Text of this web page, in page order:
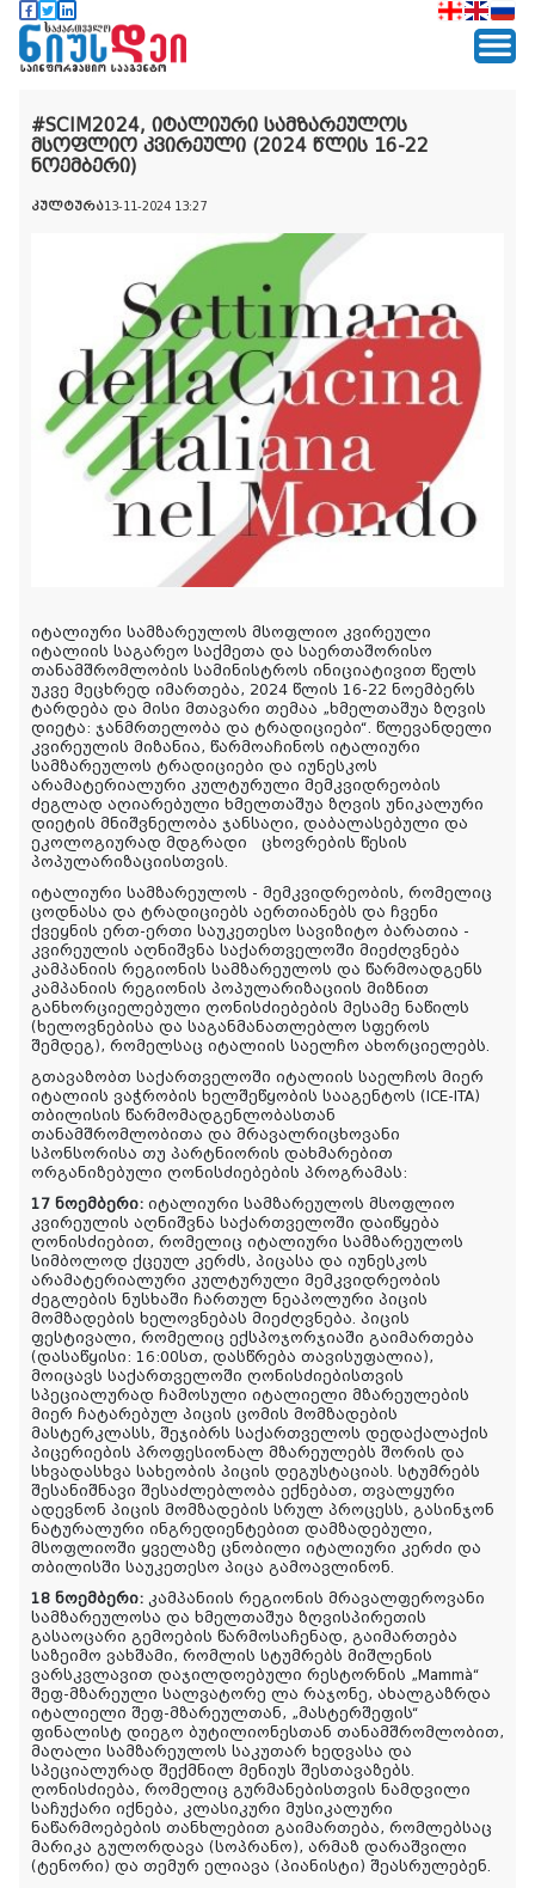
#SCIM2024, იტალიური სამზარეულოს
მსოფლიო კვირეული (2024 წლის 16-22
ნოემბერი)
კულტურა13-11-2024 13:27
იტალიური სამზარეულოს მსოფლიო კვირეული
იტალიის საგარეო საქმეთა და საერთაშორისო
თანამშრომლობის სამინისტროს ინიციატივით წელს
უკვე მეცხრედ იმართება, 2024 წლის 16-22 ნოემბერს
ტარდება და მისი მთავარი თემაა „ხმელთაშუა ზღვის
დიეტა: ჯანმრთელობა და ტრადიციები“. წლევანდელი
კვირეულის მიზანია, წარმოაჩინოს იტალიური
სამზარეულოს ტრადიციები და იუნესკოს
არამატერიალური კულტურული მემკვიდრეობის
ძეგლად აღიარებული ხმელთაშუა ზღვის უნიკალური
დიეტის მნიშვნელობა ჯანსაღი, დაბალასებული და
ეკოლოგიურად მდგრადი
ცხოვრების წესის
პოპულარიზაციისთვის.
იტალიური სამზარეულოს - მემკვიდრეობის, რომელიც
ცოდნასა და ტრადიციებს აერთიანებს და ჩვენი
ქვეყნის ერთ-ერთი საუკეთესო სავიზიტო ბარათია -
კვირეულის აღნიშვნა საქართველოში მიეძღვნება
კამპანიის რეგიონის სამზარეულოს და წარმოადგენს
კამპანიის რეგიონის პოპულარიზაციის მიზნით
განხორციელებული ღონისძიებების მესამე ნაწილს
(ხელოვნებისა და საგანმანათლებლო სფეროს
შემდეგ), რომელსაც იტალიის საელჩო ახორციელებს.
გთავაზობთ საქართველოში იტალიის საელჩოს მიერ
იტალიის ვაჭრობის ხელშეწყობის სააგენტოს (ICE-ITA)
თბილისის წარმომადგენლობასთან
თანამშრომლობითა და მრავალრიცხოვანი
სპონსორისა თუ პარტნიორის დახმარებით
ორგანიზებული ღონისძიებების პროგრამას:
17 ნოემბერი: იტალიური სამზარეულოს მსოფლიო
კვირეულის აღნიშვნა საქართველოში დაიწყება
ღონისძიებით, რომელიც იტალიური სამზარეულოს
სიმბოლოდ ქცეულ კერძს, პიცასა და იუნესკოს
არამატერიალური კულტურული მემკვიდრეობის
ძეგლების ნუსხაში ჩართულ ნეაპოლური პიცის
მომზადების ხელოვნებას მიეძღვნება. პიცის
ფესტივალი, რომელიც ექსპოჯორჯიაში გაიმართება
(დასაწყისი: 16:00სთ, დასწრება თავისუფალია),
მოიცავს საქართველოში ღონისძიებისთვის
სპეციალურად ჩამოსული იტალიელი მზარეულების
მიერ ჩატარებულ პიცის ცომის მომზადების
მასტერკლასს, შეჯიბრს საქართველოს დედაქალაქის
პიცერიების პროფესიონალ მზარეულებს შორის და
სხვადასხვა სახეობის პიცის დეგუსტაციას. სტუმრებს
შესანიშნავი შესაძლებლობა ექნებათ, თვალყური
ადევნონ პიცის მომზადების სრულ პროცესს, გასინჯონ
ნატურალური ინგრედიენტებით დამზადებული,
მსოფლიოში ყველაზე ცნობილი იტალიური კერძი და
თბილისში საუკეთესო პიცა გამოავლინონ.
18 ნოემბერი: კამპანიის რეგიონის მრავალფეროვანი
სამზარეულოსა და ხმელთაშუა ზღვისპირეთის
გასაოცარი გემოების წარმოსაჩენად, გაიმართება
საზეიმო ვახშამი, რომლის სტუმრებს მიშლენის
ვარსკვლავით დაჯილდოებული რესტორნის „ Mammà“
შეფ-მზარეული სალვატორე ლა რაჯონე, ახალგაზრდა
იტალიელი შეფ-მზარეულთან, „მასტერშეფის“
ფინალისტ დიეგო ბუტილიონესთან თანამშრომლობით,
მაღალი სამზარეულოს საკუთარ ხედვასა და
სპეციალურად შექმნილ მენიუს შესთავაზებს.
ღონისძიება, რომელიც გურმანებისთვის ნამდვილი
საჩუქარი იქნება, კლასიკური მუსიკალური
ნაწარმოებების თანხლებით გაიმართება, რომლებსაც
მარიკა გულორდავა (სოპრანო), არმაზ დარაშვილი
(ტენორი) და თემურ ელიავა (პიანისტი) შეასრულებენ.